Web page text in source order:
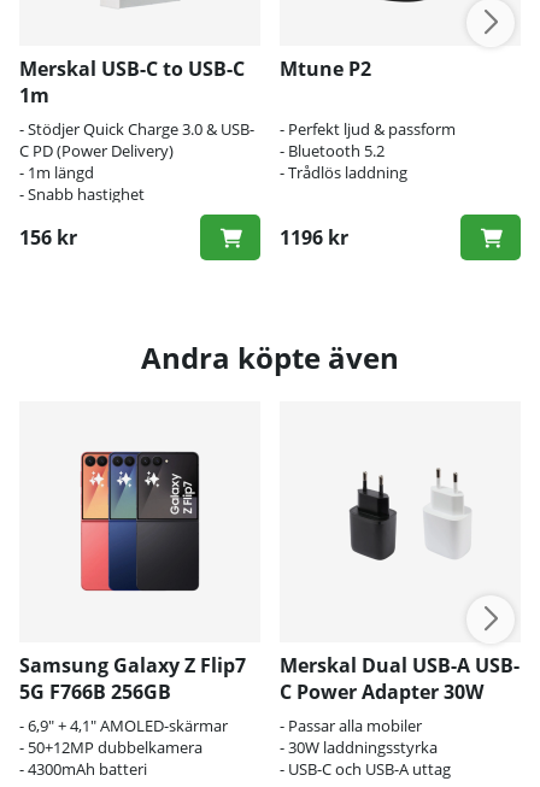
Merskal USB-C to USB-C
1m
- Stödjer Quick Charge 3.0 & USB-
C PD (Power Delivery)
- 1m längd
- Snabb hastighet
156 kr
Mtune P2
- Perfekt ljud & passform
- Bluetooth 5.2
- Trådlös laddning
1196 kr
Andra köpte även
Samsung Galaxy Z Flip7
5G F766B 256GB
- 6,9" + 4,1" AMOLED-skärmar
- 50+12MP dubbelkamera
- 4300mAh batteri
Merskal Dual USB-A USB-
C Power Adapter 30W
- Passar alla mobiler
- 30W laddningsstyrka
- USB-C och USB-A uttag